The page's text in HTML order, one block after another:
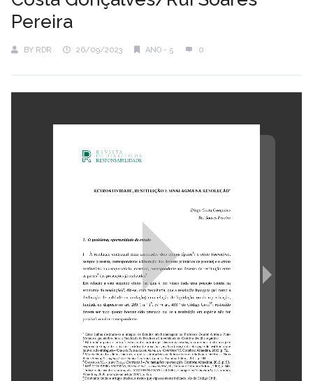
Pereira
BY RDR 26/09/2023 ANO - 5 0